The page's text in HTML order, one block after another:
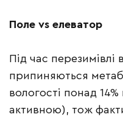
Поле vs елеватор
Під час перезимівлі
припиняються
вологості понад 14%
активною), тож